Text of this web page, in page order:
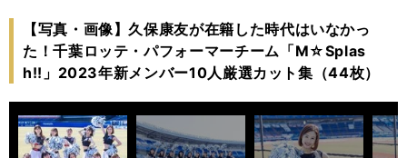
【写真・画像】久保康友が在籍した時代はいなかっ
た！千葉ロッテ・パフォーマーチーム「M☆Splas
h!!」2023年新メンバー10人厳選カット集（44枚）